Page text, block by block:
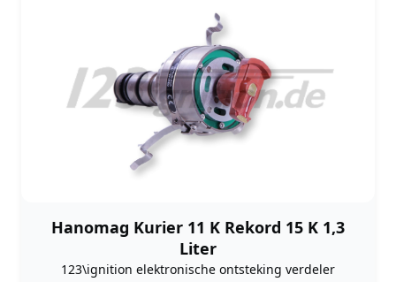
Hanomag Kurier 11 K Rekord 15 K 1,3
Liter
123\ignition elektronische ontsteking verdeler